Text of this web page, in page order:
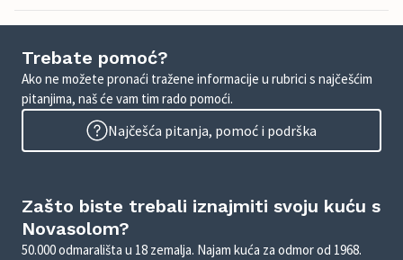
Trebate pomoć?
Ako ne možete pronaći tražene informacije u rubrici s najčešćim
pitanjima, naš će vam tim rado pomoći.
Najčešća pitanja, pomoć i podrška
Zašto biste trebali iznajmiti svoju kuću s
Novasolom?
50.000 odmarališta u 18 zemalja. Najam kuća za odmor od 1968.